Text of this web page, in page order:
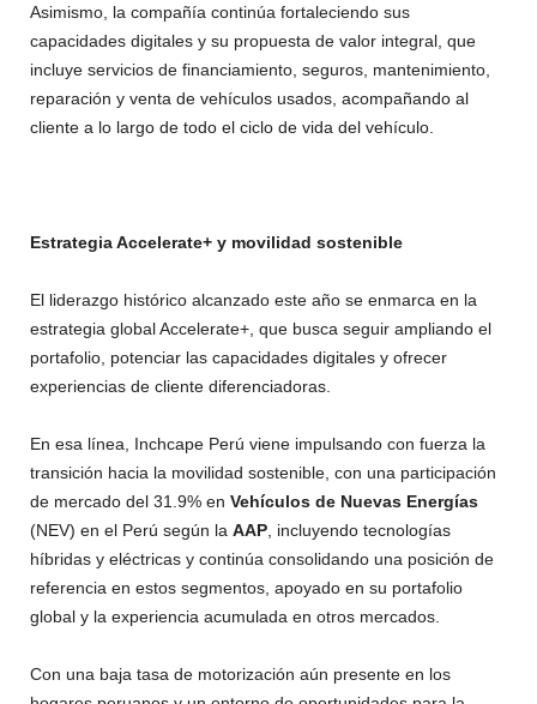
Asimismo, la compañía continúa fortaleciendo sus
capacidades digitales y su propuesta de valor integral, que
incluye servicios de financiamiento, seguros, mantenimiento,
reparación y venta de vehículos usados, acompañando al
cliente a lo largo de todo el ciclo de vida del vehículo.​
Estrategia Accelerate+ y movilidad sostenible
El liderazgo histórico alcanzado este año se enmarca en la
estrategia global Accelerate+, que busca seguir ampliando el
portafolio, potenciar las capacidades digitales y ofrecer
experiencias de cliente diferenciadoras.
En esa línea, Inchcape Perú viene impulsando con fuerza la
transición hacia la movilidad sostenible, con una participación
de mercado del 31.9% en Vehículos de Nuevas Energías
(NEV) en el Perú según la AAP , incluyendo tecnologías
híbridas y eléctricas y continúa consolidando una posición de
referencia en estos segmentos, apoyado en su portafolio
global y la experiencia acumulada en otros mercados.​​
Con una baja tasa de motorización aún presente en los